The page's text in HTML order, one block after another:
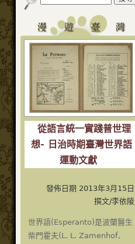
從語言統一實踐普世理
想- 日治時期臺灣世界語
運動文獻
發佈日期 2013年3月15日
撰文/李依陵
世界語(Esperanto)是波蘭醫生
柴門霍夫(L. L. Zamenhof,